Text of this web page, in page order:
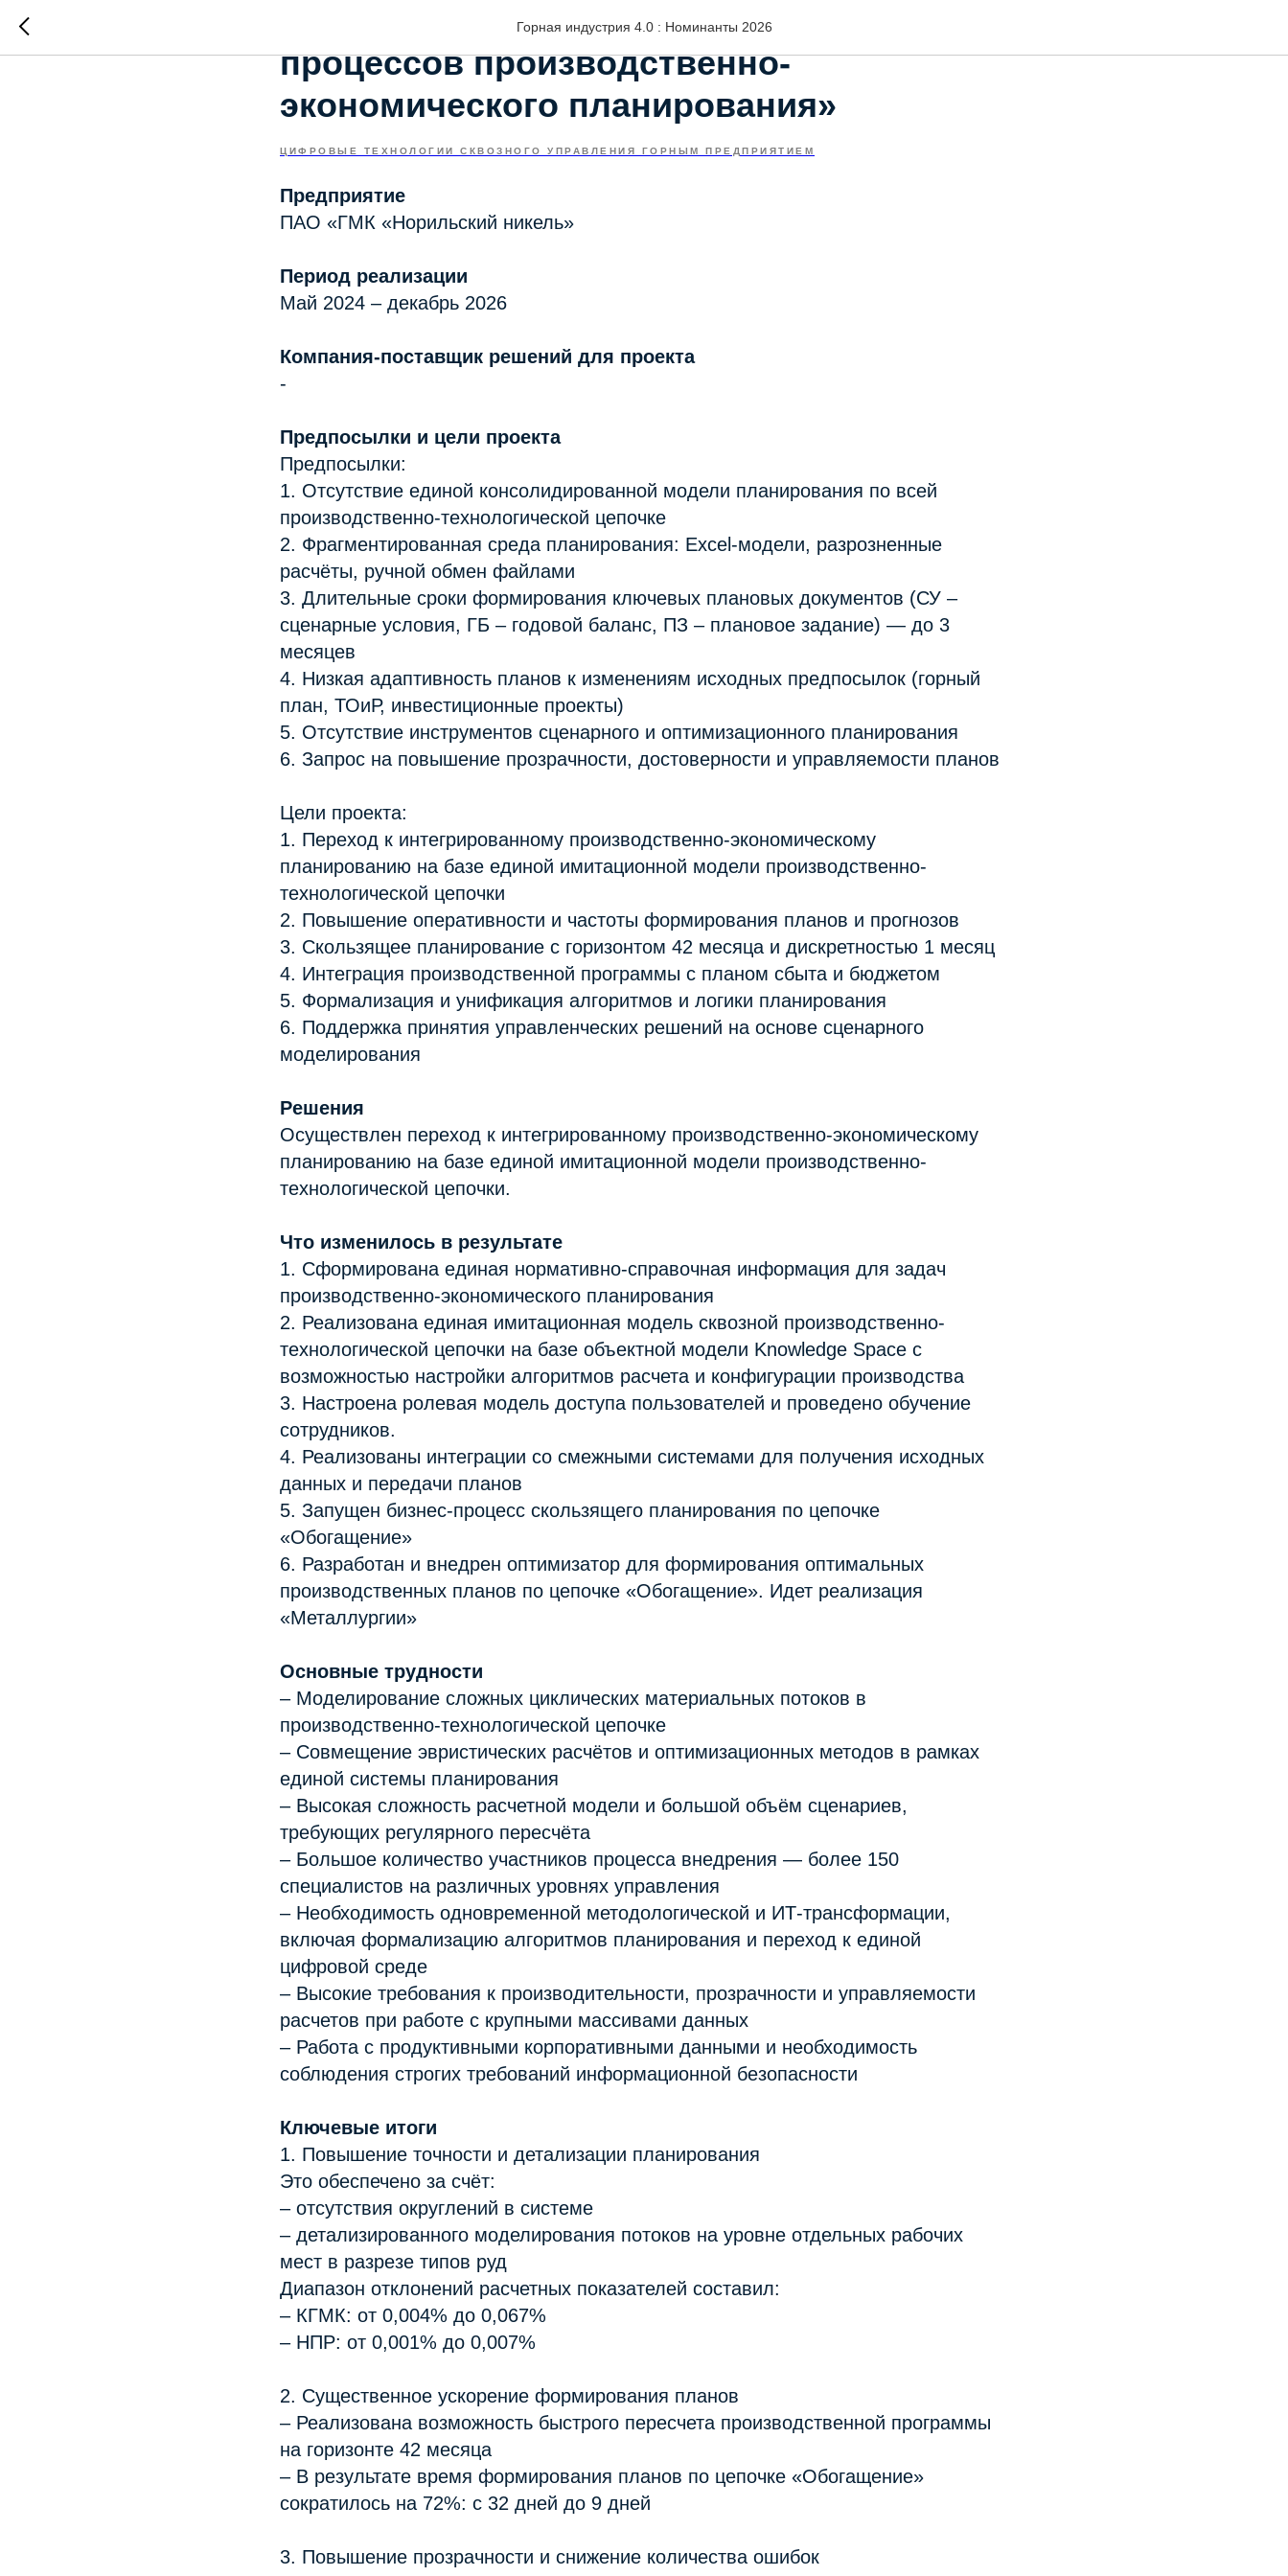
Горная индустрия 4.0 : Номинанты 2026
Повышение эффективности
процессов производственно-
экономического планирования
ЦИФРОВЫЕ ТЕХНОЛОГИИ СКВОЗНОГО УПРАВЛЕНИЯ ГОРНЫМ ПРЕДПРИЯТИЕМ
Предприятие
ПАО «ГМК «Норильский никель»
Период реализации
Май 2024 – декабрь 2026
Компания-поставщик решений для проекта
-
Предпосылки и цели проекта
Предпосылки:
1. Отсутствие единой консолидированной модели планирования по всей
производственно-технологической цепочке
2. Фрагментированная среда планирования: Excel-модели, разрозненные
расчёты, ручной обмен файлами
3. Длительные сроки формирования ключевых плановых документов (СУ –
сценарные условия, ГБ – годовой баланс, ПЗ – плановое задание) — до 3
месяцев
4. Низкая адаптивность планов к изменениям исходных предпосылок (горный
план, ТОиР, инвестиционные проекты)
5. Отсутствие инструментов сценарного и оптимизационного планирования
6. Запрос на повышение прозрачности, достоверности и управляемости планов
Цели проекта:
1. Переход к интегрированному производственно-экономическому
планированию на базе единой имитационной модели производственно-
технологической цепочки
2. Повышение оперативности и частоты формирования планов и прогнозов
3. Скользящее планирование с горизонтом 42 месяца и дискретностью 1 месяц
4. Интеграция производственной программы с планом сбыта и бюджетом
5. Формализация и унификация алгоритмов и логики планирования
6. Поддержка принятия управленческих решений на основе сценарного
моделирования
Решения
Осуществлен переход к интегрированному производственно-экономическому
планированию на базе единой имитационной модели производственно-
технологической цепочки.
Что изменилось в результате
1. Сформирована единая нормативно-справочная информация для задач
производственно-экономического планирования
2. Реализована единая имитационная модель сквозной производственно-
технологической цепочки на базе объектной модели Knowledge Space с
возможностью настройки алгоритмов расчета и конфигурации производства
3. Настроена ролевая модель доступа пользователей и проведено обучение
сотрудников.
4. Реализованы интеграции со смежными системами для получения исходных
данных и передачи планов
5. Запущен бизнес-процесс скользящего планирования по цепочке
«Обогащение»
6. Разработан и внедрен оптимизатор для формирования оптимальных
производственных планов по цепочке «Обогащение». Идет реализация
«Металлургии»
Основные трудности
– Моделирование сложных циклических материальных потоков в
производственно-технологической цепочке
– Совмещение эвристических расчётов и оптимизационных методов в рамках
единой системы планирования
– Высокая сложность расчетной модели и большой объём сценариев,
требующих регулярного пересчёта
– Большое количество участников процесса внедрения — более 150
специалистов на различных уровнях управления
– Необходимость одновременной методологической и ИТ-трансформации,
включая формализацию алгоритмов планирования и переход к единой
цифровой среде
– Высокие требования к производительности, прозрачности и управляемости
расчетов при работе с крупными массивами данных
– Работа с продуктивными корпоративными данными и необходимость
соблюдения строгих требований информационной безопасности
Ключевые итоги
1. Повышение точности и детализации планирования
Это обеспечено за счёт:
– отсутствия округлений в системе
– детализированного моделирования потоков на уровне отдельных рабочих
мест в разрезе типов руд
Диапазон отклонений расчетных показателей составил:
– КГМК: от 0,004% до 0,067%
– НПР: от 0,001% до 0,007%
2. Существенное ускорение формирования планов
– Реализована возможность быстрого пересчета производственной программы
на горизонте 42 месяца
– В результате время формирования планов по цепочке «Обогащение»
сократилось на 72%: с 32 дней до 9 дней
3. Повышение прозрачности и снижение количества ошибок